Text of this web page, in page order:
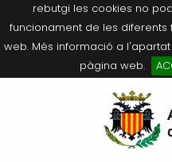
rebutgi les cookies no
funcionament de les
web. Més informació a l'apartat
pàgina web.
Salutació de l’Alcaldessa
Composició Consistori
Agricultura, Ramaderia i Medi
Què és la Seu Electrònica?
Últimes publicacions